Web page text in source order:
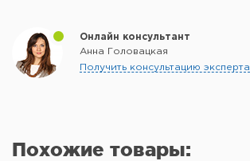
Онлайн консультант
Анна Головацкая
Получить консультацию эксперта
Похожие товары: